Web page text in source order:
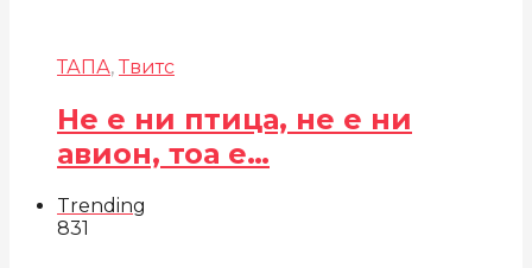
ТАПА, Твитс
Не е ни птица, не е ни
авион, тоа е…
Trending
831